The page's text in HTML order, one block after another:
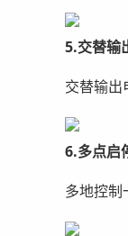
5.交替输
交替输出
6.多点启
多地控制